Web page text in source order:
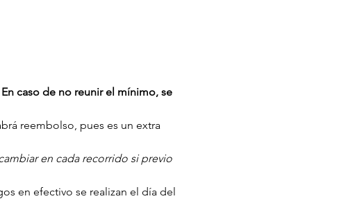
caso de no reunir el mínimo, se
reembolso, pues es un extra
en cada recorrido si previo
en efectivo se realizan el día del